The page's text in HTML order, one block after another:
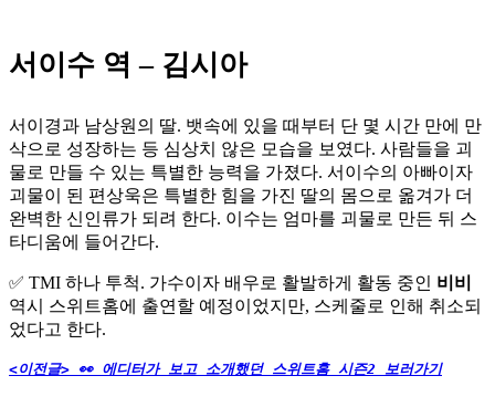
서이수 역 – 김시아
서이경과 남상원의 딸. 뱃속에 있을 때부터 단 몇 시간 만에 만
삭으로 성장하는 등 심상치 않은 모습을 보였다. 사람들을 괴
물로 만들 수 있는 특별한 능력을 가졌다. 서이수의 아빠이자
괴물이 된 편상욱은 특별한 힘을 가진 딸의 몸으로 옮겨가 더
완벽한 신인류가 되려 한다. 이수는 엄마를 괴물로 만든 뒤 스
타디움에 들어간다.
✅ TMI 하나 투척. 가수이자 배우로 활발하게 활동 중인 비비
역시 스위트홈에 출연할 예정이었지만, 스케줄로 인해 취소되
었다고 한다.
<이전글> 👀 에디터가 보고 소개했던 스위트홈 시즌2 보러가기